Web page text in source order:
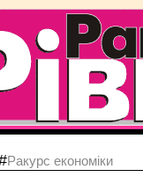
Ракурс економiки